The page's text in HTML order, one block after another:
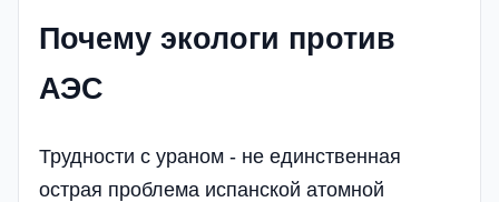
Почему экологи против
АЭС
Трудности с ураном - не единственная
острая проблема испанской атомной